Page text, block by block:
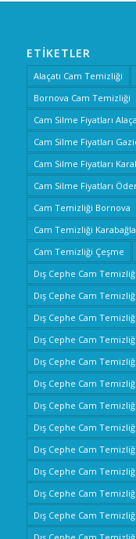
ETIKETLER
Alaçatı Cam Temizliği
Bornova Cam Temizliği
Cam Silme Fiyatları
Cam Silme Fiyatları
Cam Silme Fiyatları
Cam Silme Fiyatları
Cam Temizliği Bornova
Cam Temizliği
Cam Temizliği Çeşme
Dış Cephe Cam
Dış Cephe Cam
Dış Cephe Cam
Dış Cephe Cam
Dış Cephe Cam
Dış Cephe Cam
Dış Cephe Cam
Dış Cephe Cam
Dış Cephe Cam
Dış Cephe Cam
Dış Cephe Cam
Dış Cephe Cam